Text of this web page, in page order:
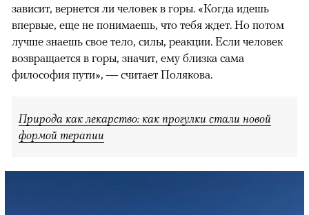
зависит, вернется ли человек в горы. «Когда идешь
впервые, еще не понимаешь, что тебя ждет. Но потом
лучше знаешь свое тело, силы, реакции. Если человек
возвращается в горы, значит, ему близка сама
философия пути», — считает Полякова.
Природа как лекарство: как прогулки стали новой
формой терапии